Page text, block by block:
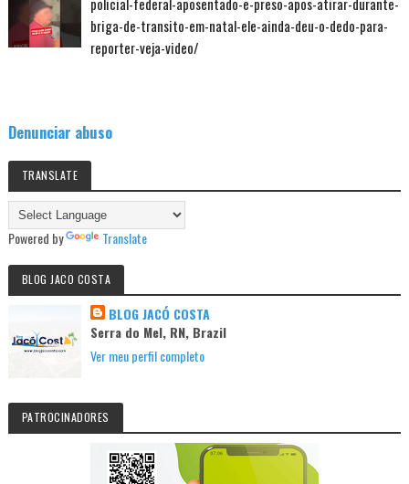
briga-de-transito-em-natal-ele-ainda-deu-o-dedo-para-
reporter-veja-video/
Denunciar abuso
TRANSLATE
Powered by Translate
BLOG JACO COSTA
BLOG JACÓ COSTA
Serra do Mel, RN, Brazil
Ver meu perfil completo
PATROCINADORES